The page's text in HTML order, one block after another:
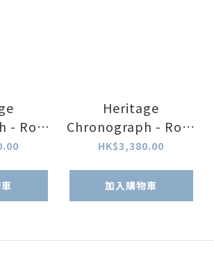
- Rose
and
Heritage
Chronograph - Rose
Gold with Black Dial
HK$3,380.00
加入購物車